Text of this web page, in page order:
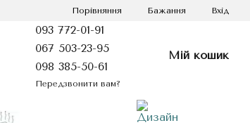
Порівняння Бажання Вхід
093 772-01-91
067 503-23-95
098 385-50-61
Передзвонити вам?
Мій кошик